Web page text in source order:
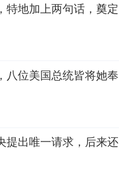
特地加上两句话，奠定
八位美国总统皆将她奉
提出唯一请求，后来还